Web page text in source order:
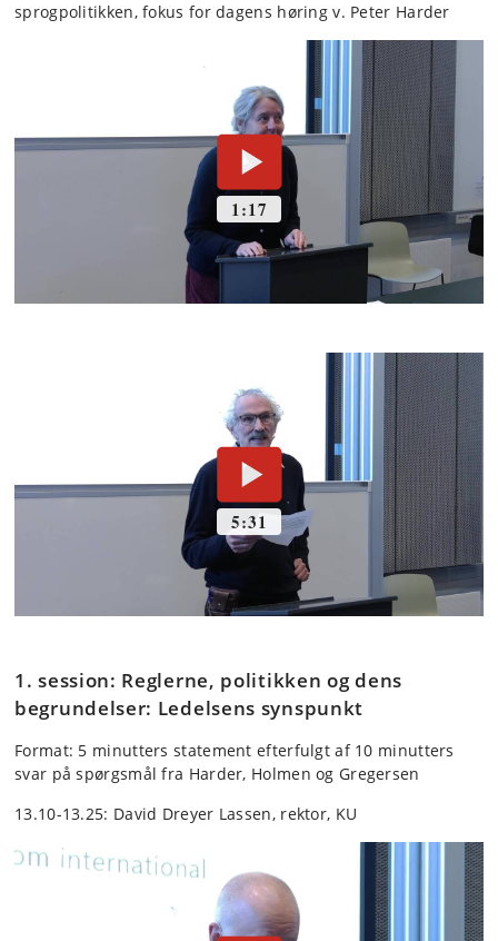
sprogpolitikken, fokus for dagens høring v. Peter Harder
1. session: Reglerne, politikken og dens
begrundelser: Ledelsens synspunkt
Format: 5 minutters statement efterfulgt af 10 minutters
svar på spørgsmål fra Harder, Holmen og Gregersen
13.10-13.25: David Dreyer Lassen, rektor, KU